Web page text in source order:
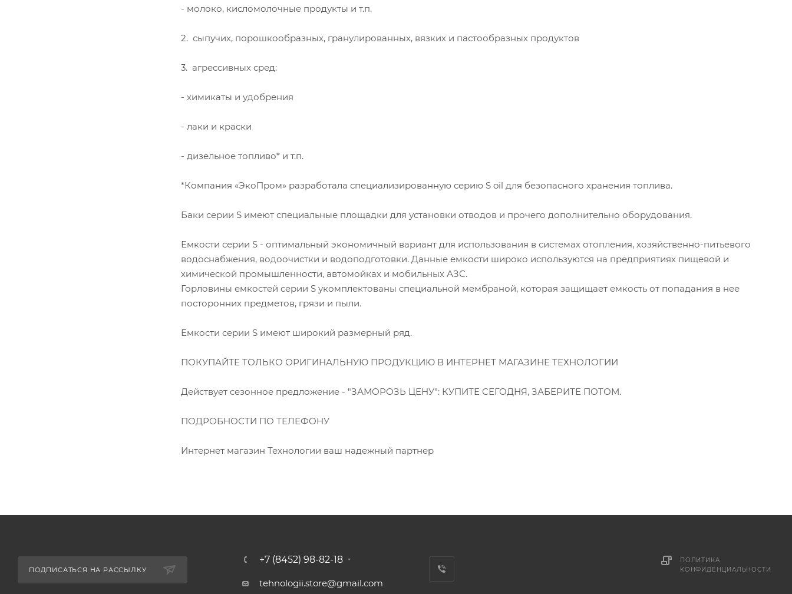
- молоко, кисломолочные продукты и т.п.
2. сыпучих, порошкообразных, гранулированных, вязких и пастообразных продуктов
3. агрессивных сред:
- химикаты и удобрения
- лаки и краски
- дизельное топливо* и т.п.
*Компания «ЭкоПром» разработала специализированную серию S oil для безопасного хранения топлива.
Баки серии S имеют специальные площадки для установки отводов и прочего дополнительно оборудования.
Емкости серии S - оптимальный экономичный вариант для использования в системах отопления, хозяйственно-питьевого
водоснабжения, водоочистки и водоподготовки. Данные емкости широко используются на предприятиях пищевой и
химической промышленности, автомойках и мобильных АЗС.
Горловины емкостей серии S укомплектованы специальной мембраной, которая защищает емкость от попадания в нее
посторонних предметов, грязи и пыли.
Емкости серии S имеют широкий размерный ряд.
ПОКУПАЙТЕ ТОЛЬКО ОРИГИНАЛЬНУЮ ПРОДУКЦИЮ В ИНТЕРНЕТ МАГАЗИНЕ ТЕХНОЛОГИИ
Действует сезонное предложение - "ЗАМОРОЗЬ ЦЕНУ": КУПИТЕ СЕГОДНЯ, ЗАБЕРИТЕ ПОТОМ.
ПОДРОБНОСТИ ПО ТЕЛЕФОНУ
Интернет магазин Технологии ваш надежный партнер
ПОДПИСАТЬСЯ НА РАССЫЛКУ
+7 (8452) 98-82-18
tehnologii.store@gmail.com
ПОЛИТИКА
КОНФИДЕНЦИАЛЬНОСТИ